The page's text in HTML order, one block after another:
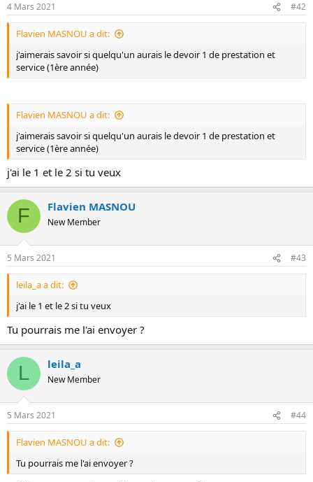
i
o
n
4 Mars 2021 #42
Flavien MASNOU a dit:
j'aimerais savoir si quelqu'un aurais le devoir 1 de prestation et
service (1ère année)
Flavien MASNOU a dit:
j'aimerais savoir si quelqu'un aurais le devoir 1 de prestation et
service (1ère année)
j'ai le 1 et le 2 si tu veux
F Flavien MASNOU
New Member
5 Mars 2021 #43
leila_a a dit:
j'ai le 1 et le 2 si tu veux
Tu pourrais me l'ai envoyer ?
L leila_a
New Member
5 Mars 2021 #44
Flavien MASNOU a dit:
Tu pourrais me l'ai envoyer ?